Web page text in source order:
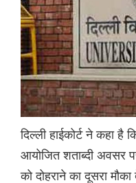
दिल्ली हाईकोर्ट ने कहा है
आयोजित शताब्दी अवसर
को दोहराने का दूसरा